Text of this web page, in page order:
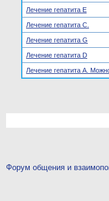
Лечение гепатита E
Лечение гепатита С.
Лечение гепатита G
Лечение гепатита D
Лечение гепатита А.
Форум общения и